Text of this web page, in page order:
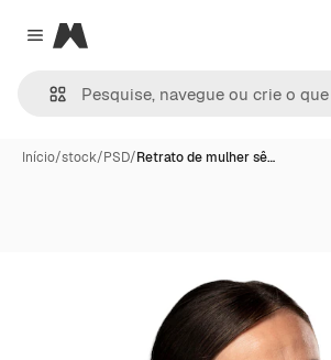
Close menu
Magnific
Início/stock/PSD/Retrato de mulher sê…